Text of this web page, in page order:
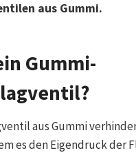
aus Gummi.
Gummi-
aus Gummi
es den Eigendruck der